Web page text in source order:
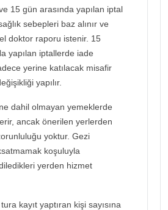
15 gün arasında yapılan iptal
sebepleri baz alınır ve
doktor raporu istenir. 15
yapılan iptallerde iade
yerine katılacak misafir
yapılır.
dahil olmayan yemeklerde
ancak önerilen yerlerden
yoktur. Gezi
koşuluyla
yerden hizmet
kayıt yaptıran kişi sayısına